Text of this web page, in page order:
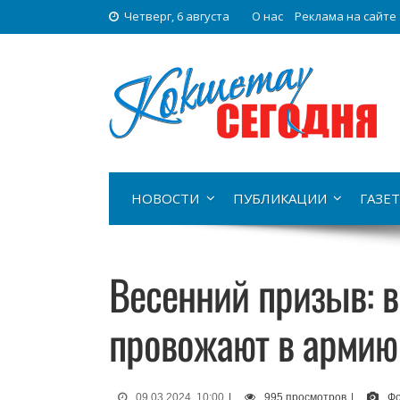
Четверг, 6 августа О нас Реклама на сайте
НОВОСТИ ПУБЛИКАЦИИ
Весенний призыв:
провожают в
09.03.2024, 10:00 | 995 просмотров |